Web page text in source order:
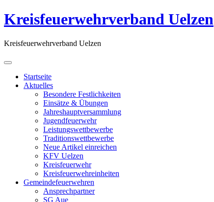
Kreisfeuerwehrverband Uelzen
Kreisfeuerwehrverband Uelzen
Startseite
Aktuelles
Besondere Festlichkeiten
Einsätze & Übungen
Jahreshauptversammlung
Jugendfeuerwehr
Leistungswettbewerbe
Traditionswettbewerbe
Neue Artikel einreichen
KFV Uelzen
Kreisfeuerwehr
Kreisfeuerwehreinheiten
Gemeindefeuerwehren
Ansprechpartner
SG Aue